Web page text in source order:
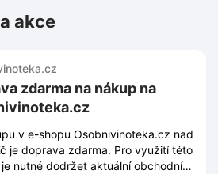
akce
zdarma na nákup na
v e-shopu Osobnivinoteka.cz nad
je doprava zdarma. Pro využití této
nutné dodržet aktuální obchodní